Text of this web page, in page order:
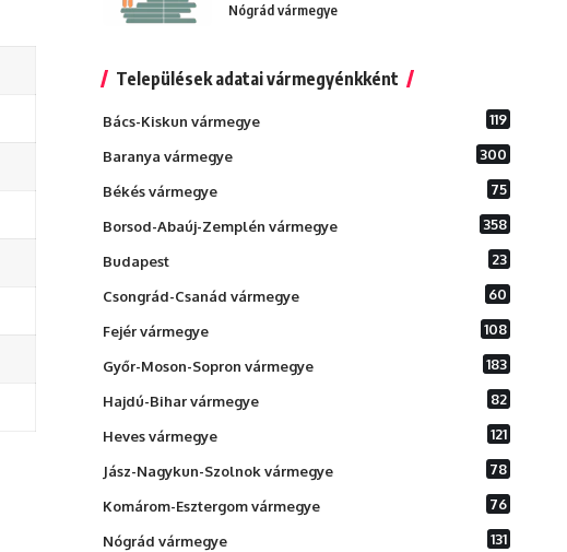
Nógrád vármegye
Települések adatai vármegyénkként
Bács-Kiskun vármegye 119
Baranya vármegye 300
Békés vármegye 75
Borsod-Abaúj-Zemplén vármegye 358
Budapest 23
Csongrád-Csanád vármegye 60
Fejér vármegye 108
Győr-Moson-Sopron vármegye 183
Hajdú-Bihar vármegye 82
Heves vármegye 121
Jász-Nagykun-Szolnok vármegye 78
Komárom-Esztergom vármegye 76
Nógrád vármegye 131